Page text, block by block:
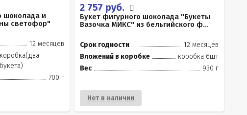
шоколада и
светофор"
12 месяцев
коробка(два
букета)
700 г
2 757 руб.
Букет фигурного шоколада "Букеты
Вазочка МИКС" из бельгийского ф...
Срок годности
12 месяцев
Вложений в коробке
коробка 6шт
Вес
930 г
Нет в наличии